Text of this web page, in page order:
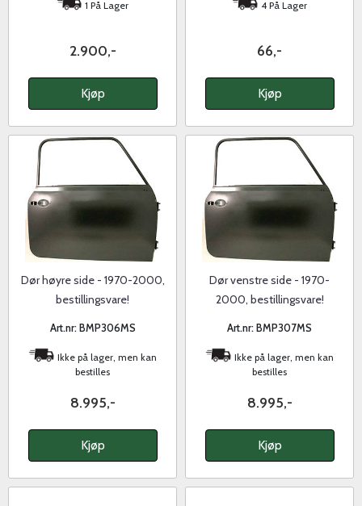
1 På Lager
2.900,-
Kjøp
4 På Lager
66,-
Kjøp
Dør høyre side - 1970-2000,
bestillingsvare!
Art.nr: BMP306MS
Ikke på lager, men kan
bestilles
8.995,-
Kjøp
Dør venstre side - 1970-
2000, bestillingsvare!
Art.nr: BMP307MS
Ikke på lager, men kan
bestilles
8.995,-
Kjøp